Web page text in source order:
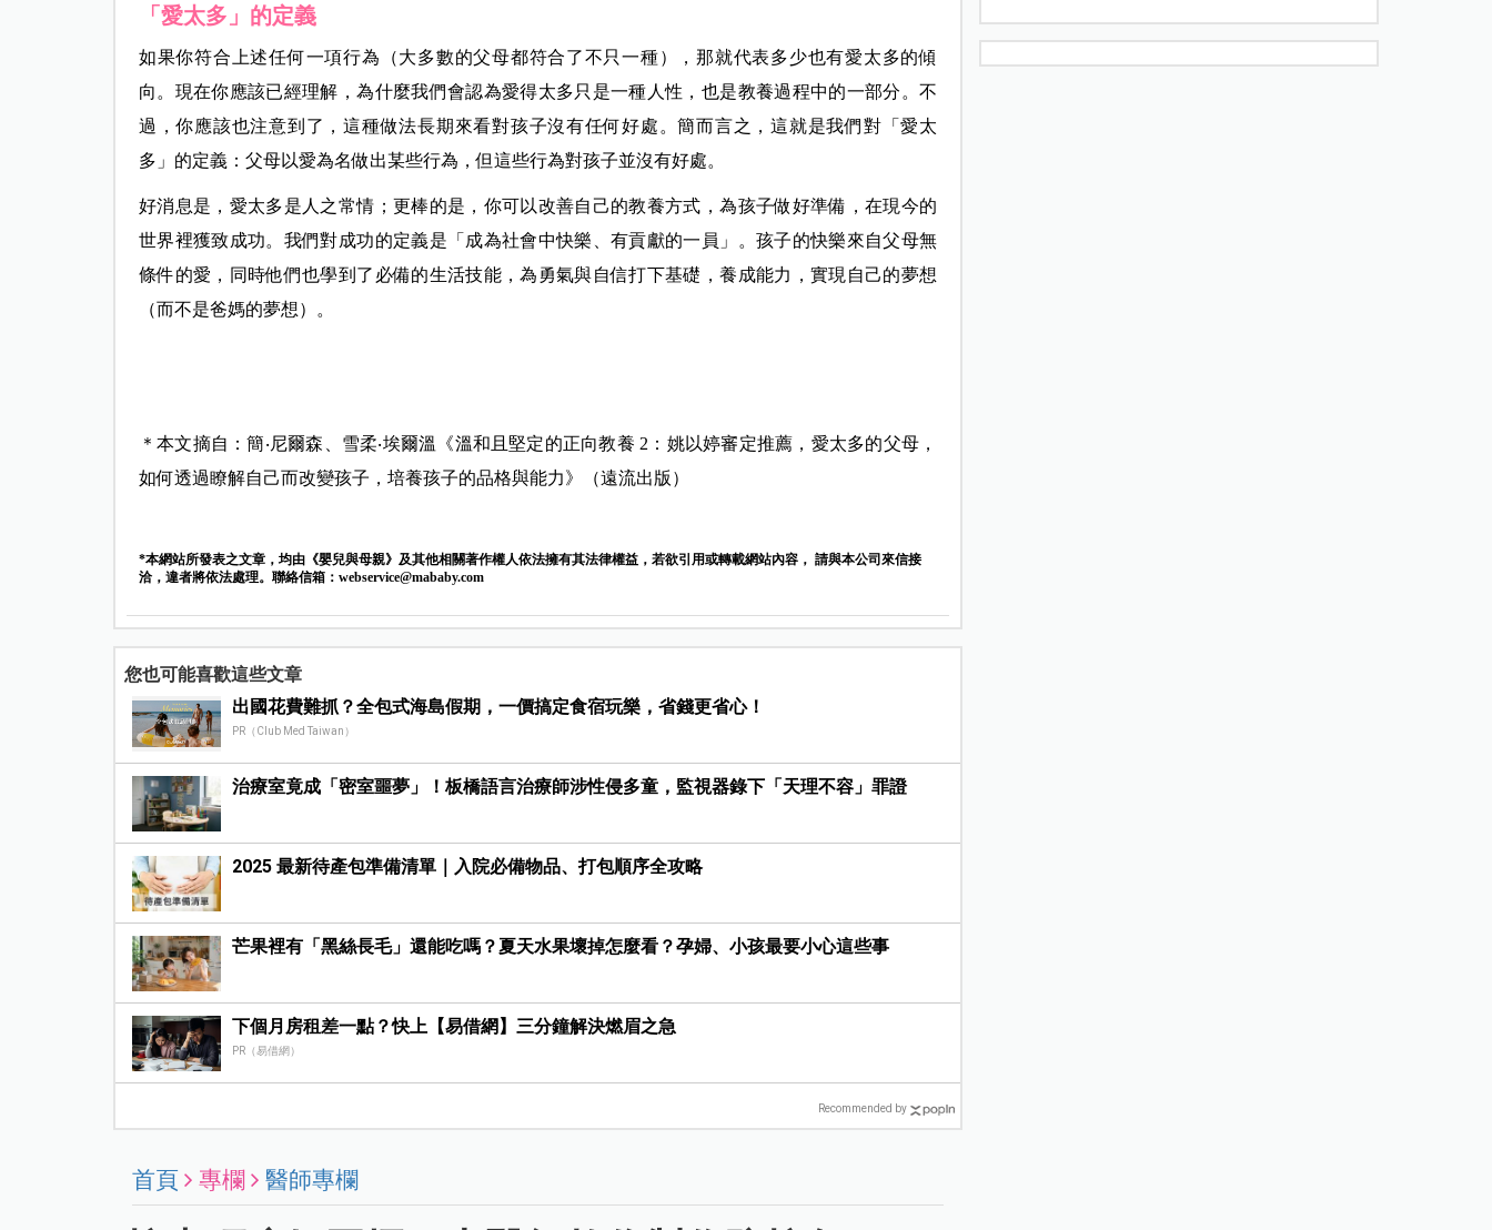
「愛太多」的定義
如果你符合上述任何一項行為（大多數的父母都符合了不只一種），那就代表多少也有愛太多的傾
向。現在你應該已經理解，為什麼我們會認為愛得太多只是一種人性，也是教養過程中的一部分。不
過，你應該也注意到了，這種做法長期來看對孩子沒有任何好處。簡而言之，這就是我們對「愛太
多」的定義：父母以愛為名做出某些行為，但這些行為對孩子並沒有好處。
好消息是，愛太多是人之常情；更棒的是，你可以改善自己的教養方式，為孩子做好準備，在現今的
世界裡獲致成功。我們對成功的定義是「成為社會中快樂、有貢獻的一員」。孩子的快樂來自父母無
條件的愛，同時他們也學到了必備的生活技能，為勇氣與自信打下基礎，養成能力，實現自己的夢想
（而不是爸媽的夢想）。
＊本文摘自：簡‧尼爾森、雪柔‧埃爾溫《溫和且堅定的正向教養 2：姚以婷審定推薦，愛太多的父母，
如何透過瞭解自己而改變孩子，培養孩子的品格與能力》（遠流出版）
*本網站所發表之文章，均由《嬰兒與母親》及其他相關著作權人依法擁有其法律權益，若欲引用或轉載網站內容， 請與本公司來信接
洽，違者將依法處理。聯絡信箱： webservice@mababy.com
您也可能喜歡這些文章
出國花費難抓？全包式海島假期，一價搞定食宿玩樂，省錢更省心！
PR（Club Med Taiwan）
治療室竟成「密室噩夢」！板橋語言治療師涉性侵多童，監視器錄下「天理不容」罪證
2025 最新待產包準備清單｜入院必備物品、打包順序全攻略
芒果裡有「黑絲長毛」還能吃嗎？夏天水果壞掉怎麼看？孕婦、小孩最要小心這些事
下個月房租差一點？快上【易借網】三分鐘解決燃眉之急
PR（易借網）
Recommended by
首頁 專欄 醫師專欄